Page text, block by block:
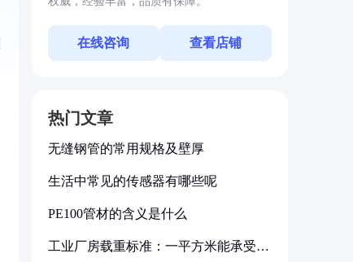
在线咨询 查看店铺
热门文章
无缝钢管的常用规格及壁厚
生活中常见的传感器有哪些呢
PE100管材的含义是什么
工业厂房载重标准：一平方米能承受多